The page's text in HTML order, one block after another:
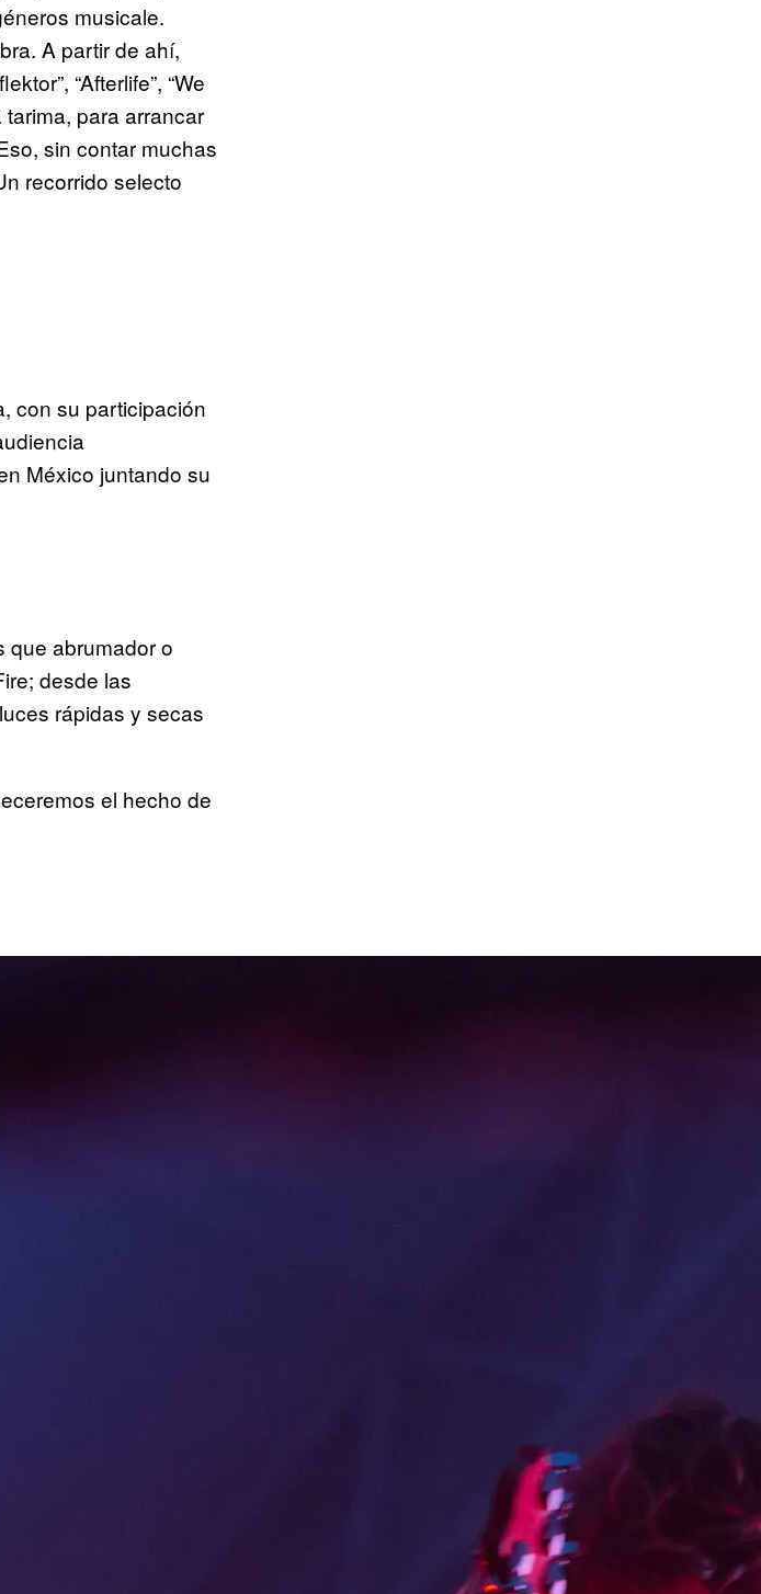
musicale.
A partir de ahí,
“Afterlife”, “We
para arrancar
sin contar muchas
recorrido selecto
con su participación
México juntando su
que abrumador o
desde las
rápidas y secas
el hecho de